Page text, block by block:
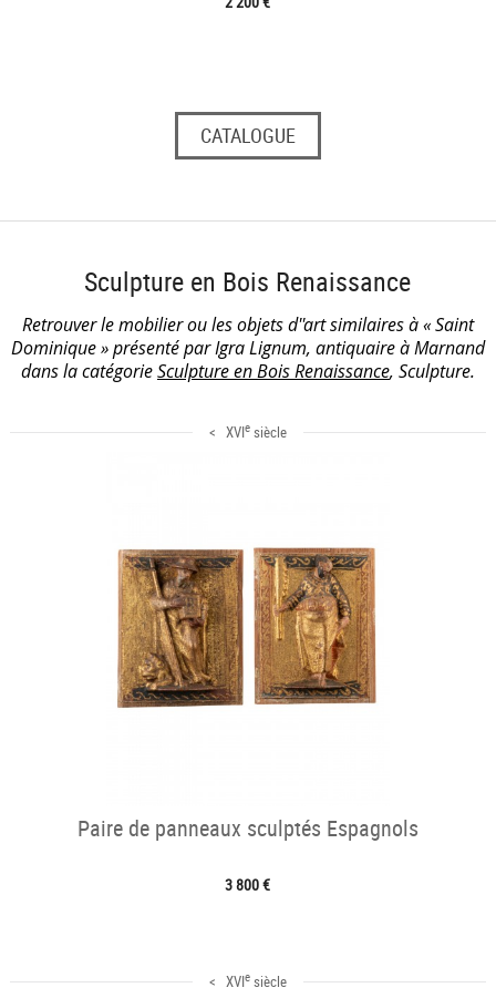
CATALOGUE
Sculpture en Bois Renaissance
Retrouver le mobilier ou les objets d''art similaires à « Saint
Dominique » présenté par Igra Lignum, antiquaire à Marnand
dans la catégorieSculpture en Bois Renaissance, Sculpture.
< XVIesiècle
Paire de panneaux sculptés Espagnols
3 800 €
< XVIesiècle